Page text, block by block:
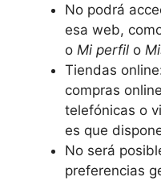
No podrá
esa web,
o Mi perfil o
Tiendas
compras
telefónicas o
es que
No será
preferencias